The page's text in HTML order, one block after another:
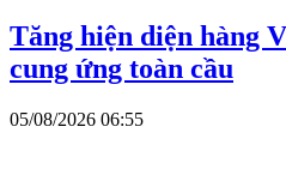
Tăng hiện diện hàng
cung ứng toàn cầu
05/08/2026 06:55